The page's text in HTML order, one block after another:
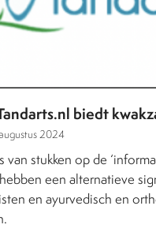
biedt
2024
van stukken op de
een alternatieve
en ayurvedisch en